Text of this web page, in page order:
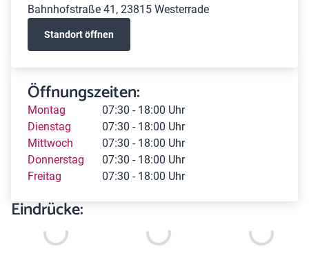
Bahnhofstraße 41, 23815 Westerrade
Standort öffnen
Öffnungszeiten:
Montag
07:30 - 18:00 Uhr
Dienstag
07:30 - 18:00 Uhr
Mittwoch
07:30 - 18:00 Uhr
Donnerstag
07:30 - 18:00 Uhr
Freitag
07:30 - 18:00 Uhr
Eindrücke: